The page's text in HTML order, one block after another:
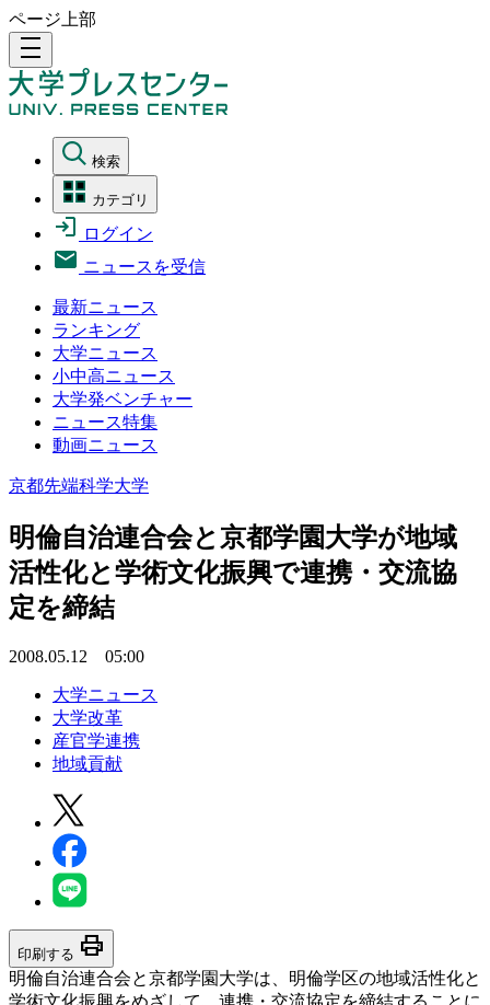
ページ上部
density_medium
検索
カテゴリ
ログイン
ニュースを受信
最新ニュース
ランキング
大学ニュース
小中高ニュース
大学発ベンチャー
ニュース特集
動画ニュース
京都先端科学大学
明倫自治連合会と京都学園大学が地域
活性化と学術文化振興で連携・交流協
定を締結
2008.05.12 05:00
大学ニュース
大学改革
産官学連携
地域貢献
印刷する print
明倫自治連合会と京都学園大学は、明倫学区の地域活性化と
学術文化振興をめざして、連携・交流協定を締結することに